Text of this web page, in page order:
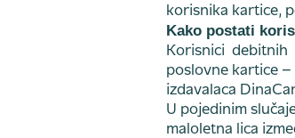
korisnika kartice,
Kako postati
Korisnici
poslovne kartice
izdavalaca
U pojedinim
maloletna lica